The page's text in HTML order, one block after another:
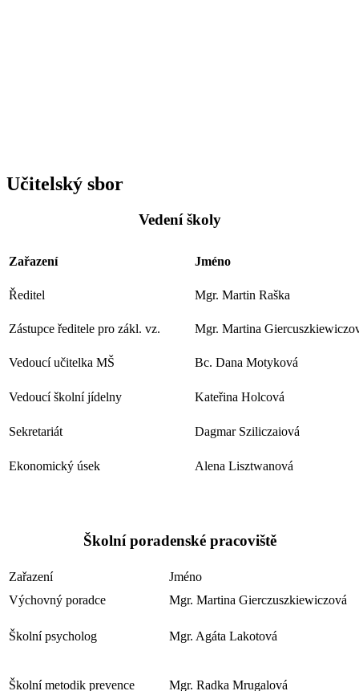
Učitelský sbor
Vedení školy
Zařazení Jméno
Ředitel Mgr. Martin Raška
Zástupce ředitele pro zákl. vz. Mgr. Martina
Vedoucí učitelka MŠ Bc. Dana Motyková
Vedoucí školní jídelny Kateřina Holcová
Sekretariát Dagmar Sziliczaiová
Ekonomický úsek Alena Lisztwanová
Školní poradenské pracoviště
Zařazení
Jméno
Výchovný poradce
Mgr. Martina Gierczuszkiewiczová
Školní psycholog Mgr. Agáta Lakotová
Školní metodik prevence Mgr. Radka Mrugalová